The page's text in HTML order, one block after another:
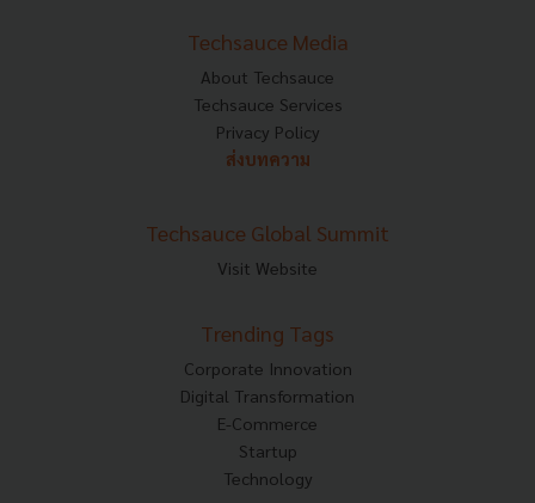
Techsauce Media
About Techsauce
Techsauce Services
Privacy Policy
ส่งบทความ
Techsauce Global Summit
Visit Website
Trending Tags
Corporate Innovation
Digital Transformation
E-Commerce
Startup
Technology